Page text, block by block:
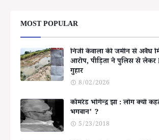
MOST POPULAR
निजी केवाला की जमीन से अवैध
आरोप, पीड़िता ने पुलिस से
गुहार
8/02/2026
कॉमरेड भोगेन्द्र झा : लोग क्यों
भगवान' ?
5/23/2018